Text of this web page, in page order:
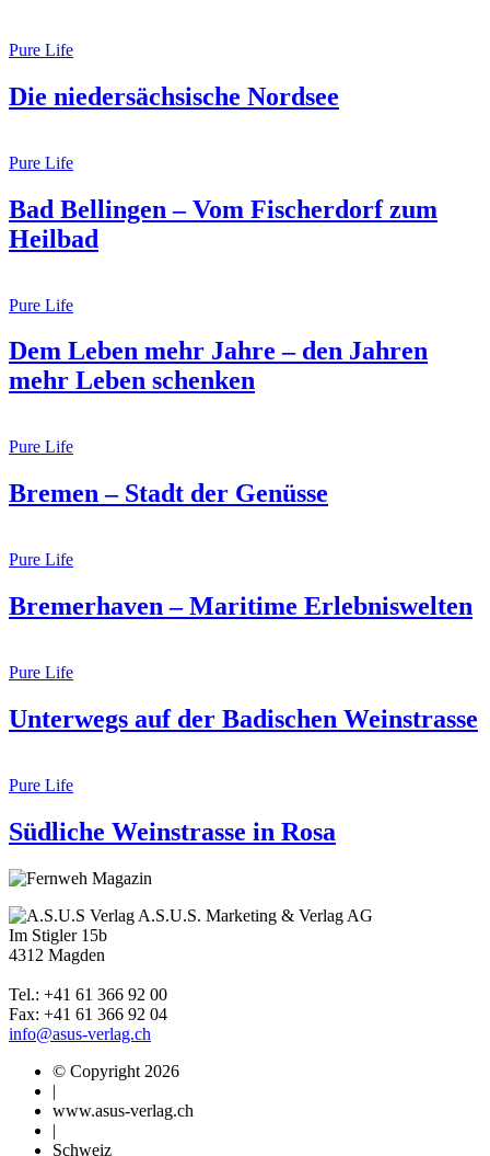
Pure Life
Die niedersächsische Nordsee
Pure Life
Bad Bellingen – Vom Fischerdorf zum
Heilbad
Pure Life
Dem Leben mehr Jahre – den Jahren
mehr Leben schenken
Pure Life
Bremen – Stadt der Genüsse
Pure Life
Bremerhaven – Maritime Erlebniswelten
Pure Life
Unterwegs auf der Badischen Weinstrasse
Pure Life
Südliche Weinstrasse in Rosa
A.S.U.S. Marketing & Verlag AG
Im Stigler 15b
4312 Magden
Tel.: +41 61 366 92 00
Fax: +41 61 366 92 04
info@asus-verlag.ch
© Copyright 2026
|
www.asus-verlag.ch
|
Schweiz